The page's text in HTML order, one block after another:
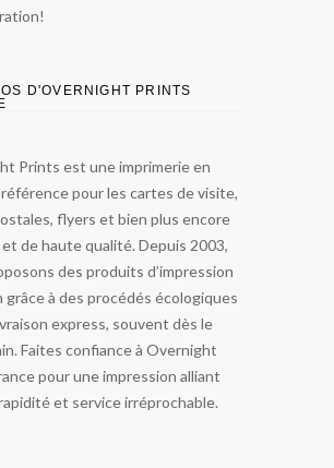
D'OVERNIGHT PRINTS
Prints est une imprimerie en
pour les cartes de visite,
flyers et bien plus encore
et de haute qualité. Depuis 2003,
des produits d’impression
grâce à des procédés écologiques
express, souvent dès le
Faites confiance à Overnight
pour une impression alliant
et service irréprochable.